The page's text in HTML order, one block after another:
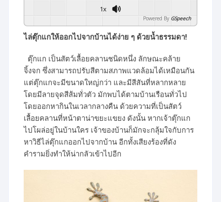
1x
Powered By GSpeech
ไล่ตุ๊กแกให้ออกไปจากบ้านได้ง่าย ๆ ด้วยน้ำธรรมดา!
ตุ๊กแก เป็นสัตว์เลื้อยคลานชนิดหนึ่ง ลักษณะคล้าย
จิ้งจก ซึ่งสามารถปรับสีตามสภาพแวดล้อมได้เหมือนกัน
แต่ตุ๊กแกจะมีขนาดใหญ่กว่า และมีสีสันที่หลากหลาย
โดยมีลายจุดสีส้มทั่วตัว มักพบได้ตามบ้านเรือนทั่วไป
โดยออกหากินในเวลากลางคืน ด้วยความที่เป็นสัตว์
เลื้อยคลานที่หน้าตาน่าขยะแขยง ดังนั้น หากเจ้าตุ๊กแก
ไปโผล่อยู่ในบ้านใคร เจ้าของบ้านก็มักจะกลุ้มใจกับการ
หาวิธีไล่ตุ๊กแกออกไปจากบ้าน อีกทั้งเสียงร้องที่ดัง
คำรามยิ่งทำให้น่ากลัวเข้าไปอีก